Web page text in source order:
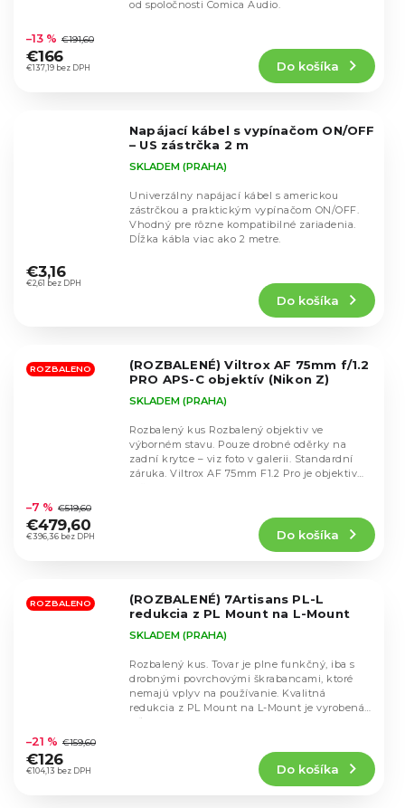
hodnotenie
produktu
je
€137,19 bez DPH
–13 % €191,60
€166
Do košíka
od spoločnosti Comica Audio.
Napájací kábel s vypínačom ON/OFF
– US zástrčka 2 m
hodnotenie
produktu
hviezdičiek.
SKLADEM (PRAHA)
€2,61 bez DPH
€3,16
Do košíka
Univerzálny napájací kábel s americkou
zástrčkou a praktickým vypínačom ON/OFF.
Vhodný pre rôzne kompatibilné zariadenia.
Dĺžka kábla viac ako 2 metre.
ROZBALENO
(ROZBALENÉ) Viltrox AF 75mm f/1.2
PRO APS-C objektív (Nikon Z)
hodnotenie
produktu
je
hviezdičiek.
SKLADEM (PRAHA)
€396,36 bez DPH
–7 % €519,60
€479,60
Do košíka
Rozbalený kus Rozbalený objektiv ve
výborném stavu. Pouze drobné oděrky na
zadní krytce – viz foto v galerii. Standardní
záruka. Viltrox AF 75mm F1.2 Pro je objektiv
ROZBALENO
(ROZBALENÉ) 7Artisans PL-L
redukcia z PL Mount na L-Mount
hodnotenie
produktu
je
SKLADEM (PRAHA)
€104,13 bez DPH
–21 % €159,60
€126
Do košíka
Rozbalený kus. Tovar je plne funkčný, iba s
drobnými povrchovými škrabancami, ktoré
nemajú vplyv na používanie. Kvalitná
redukcia z PL Mount na L-Mount je vyrobená
z ľahkej...